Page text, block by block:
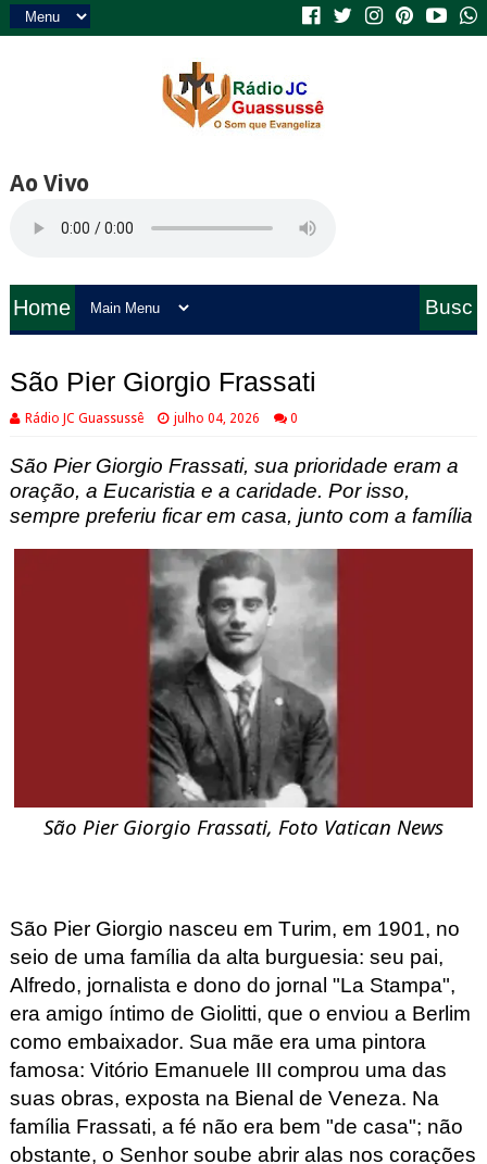
Ao Vivo
Home
Busc
São Pier Giorgio Frassati
Rádio JC Guassussê julho 04, 2026 0
São Pier Giorgio Frassati, sua prioridade eram a
oração, a Eucaristia e a caridade. Por isso,
sempre preferiu ficar em casa, junto com a família
São Pier Giorgio Frassati, Foto Vatican News
São Pier Giorgio nasceu em Turim, em 1901, no
seio de uma família da alta burguesia: seu pai,
Alfredo, jornalista e dono do jornal "La Stampa",
era amigo íntimo de Giolitti, que o enviou a Berlim
como embaixador. Sua mãe era uma pintora
famosa: Vitório Emanuele III comprou uma das
suas obras, exposta na Bienal de Veneza. Na
família Frassati, a fé não era bem "de casa"; não
obstante, o Senhor soube abrir alas nos corações